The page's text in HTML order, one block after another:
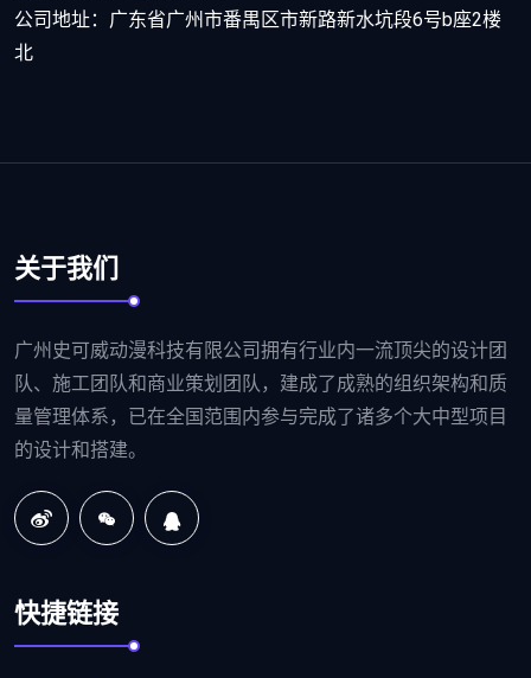
公司地址：广东省广州市番禺区市新路新水坑段6号b座2楼
北
关于我们
广州史可威动漫科技有限公司拥有行业内一流顶尖的设计团
队、施工团队和商业策划团队，建成了成熟的组织架构和质
量管理体系，已在全国范围内参与完成了诸多个大中型项目
的设计和搭建。
快捷链接